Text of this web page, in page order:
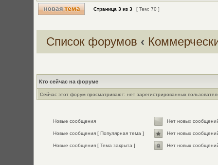
Страница 3из 3 [ Тем: 70 ]
Список форумов ‹
Кто сейчас на форуме
Сейчас этот форум просматривают: нет зарегистрированных
Новые сообщения Нет новых
Новые сообщения [ Популярная тема ] Нет новых
Новые сообщения [ Тема закрыта ] Нет новых